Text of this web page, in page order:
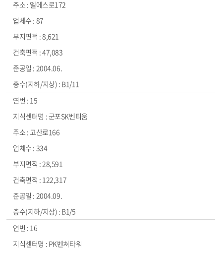
엘에스로172
87
8,621
47,083
2004.06.
B1/11
15
군포SK벤티움
고산로166
334
28,591
122,317
2004.09.
B1/5
16
PK벤쳐타워